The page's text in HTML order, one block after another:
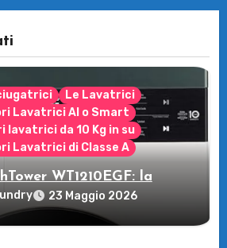
Le Lavatrici
Lavatrici AI o Smart
lavatrici da 10 Kg in su
Lavatrici di Classe A
WT1210EGF: la
per il tuo bucato!
23 Maggio 2026